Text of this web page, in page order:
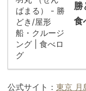
勝
食
公式サイト： 東京 月